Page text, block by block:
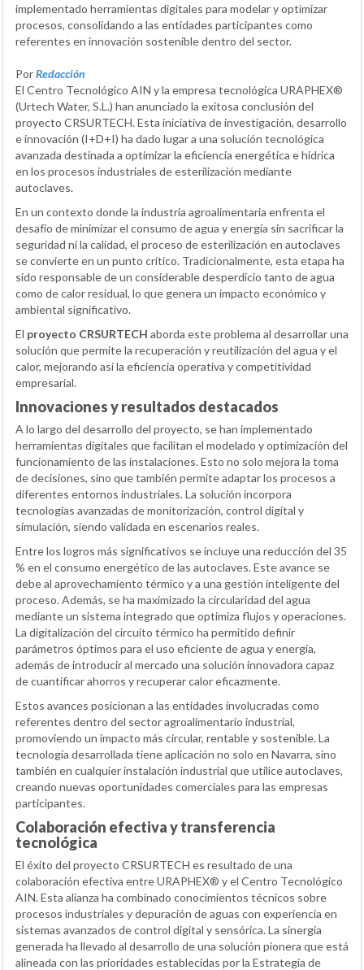
implementado herramientas digitales para modelar y optimizar
procesos, consolidando a las entidades participantes como
referentes en innovación sostenible dentro del sector.
PorRedacción
El Centro Tecnológico AIN y la empresa tecnológica URAPHEX®
(Urtech Water, S.L.) han anunciado la exitosa conclusión del
proyecto CRSURTECH. Esta iniciativa de investigación, desarrollo
e innovación (I+D+I) ha dado lugar a una solución tecnológica
avanzada destinada a optimizar la eficiencia energética e hídrica
en los procesos industriales de esterilización mediante
autoclaves.
En un contexto donde la industria agroalimentaria enfrenta el
desafío de minimizar el consumo de agua y energía sin sacrificar la
seguridad ni la calidad, el proceso de esterilización en autoclaves
se convierte en un punto crítico. Tradicionalmente, esta etapa ha
sido responsable de un considerable desperdicio tanto de agua
como de calor residual, lo que genera un impacto económico y
ambiental significativo.
El proyecto CRSURTECH aborda este problema al desarrollar una
solución que permite la recuperación y reutilización del agua y el
calor, mejorando así la eficiencia operativa y competitividad
empresarial.
Innovaciones y resultados destacados
A lo largo del desarrollo del proyecto, se han implementado
herramientas digitales que facilitan el modelado y optimización del
funcionamiento de las instalaciones. Esto no solo mejora la toma
de decisiones, sino que también permite adaptar los procesos a
diferentes entornos industriales. La solución incorpora
tecnologías avanzadas de monitorización, control digital y
simulación, siendo validada en escenarios reales.
Entre los logros más significativos se incluye una reducción del 35
% en el consumo energético de las autoclaves. Este avance se
debe al aprovechamiento térmico y a una gestión inteligente del
proceso. Además, se ha maximizado la circularidad del agua
mediante un sistema integrado que optimiza flujos y operaciones.
La digitalización del circuito térmico ha permitido definir
parámetros óptimos para el uso eficiente de agua y energía,
además de introducir al mercado una solución innovadora capaz
de cuantificar ahorros y recuperar calor eficazmente.
Estos avances posicionan a las entidades involucradas como
referentes dentro del sector agroalimentario industrial,
promoviendo un impacto más circular, rentable y sostenible. La
tecnología desarrollada tiene aplicación no solo en Navarra, sino
también en cualquier instalación industrial que utilice autoclaves,
creando nuevas oportunidades comerciales para las empresas
participantes.
Colaboración efectiva y transferencia
tecnológica
El éxito del proyecto CRSURTECH es resultado de una
colaboración efectiva entre URAPHEX® y el Centro Tecnológico
AIN. Esta alianza ha combinado conocimientos técnicos sobre
procesos industriales y depuración de aguas con experiencia en
sistemas avanzados de control digital y sensórica. La sinergia
generada ha llevado al desarrollo de una solución pionera que está
alineada con las prioridades establecidas por la Estrategia de